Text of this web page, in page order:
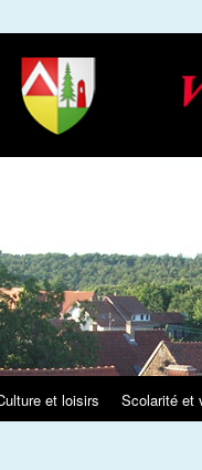
et loisirs Scolarité et